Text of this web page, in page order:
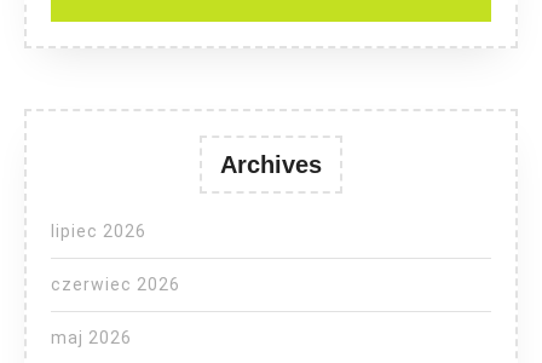
Archives
lipiec 2026
czerwiec 2026
maj 2026